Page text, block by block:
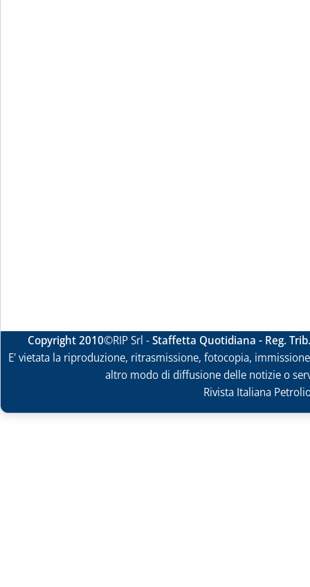
Copyright 2010©RIP Srl -Staffetta Quotidiana - Reg.
E' vietata la riproduzione, ritrasmissione, fotocopia,
altro modo di diffusione delle notizie o
Rivista Italiana